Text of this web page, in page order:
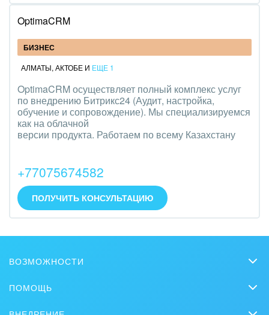
OptimaCRM
БИЗНЕС
АЛМАТЫ, АКТОБЕ И ЕЩЕ 1
OptimaCRM осуществляет полный комплекс услуг
по внедрению Битрикс24 (Аудит, настройка,
обучение и сопровождение). Мы специализируемся
как на облачной
версии продукта. Работаем по всему Казахстану
+77075674582
ПОЛУЧИТЬ КОНСУЛЬТАЦИЮ
ВОЗМОЖНОСТИ
ПОМОЩЬ